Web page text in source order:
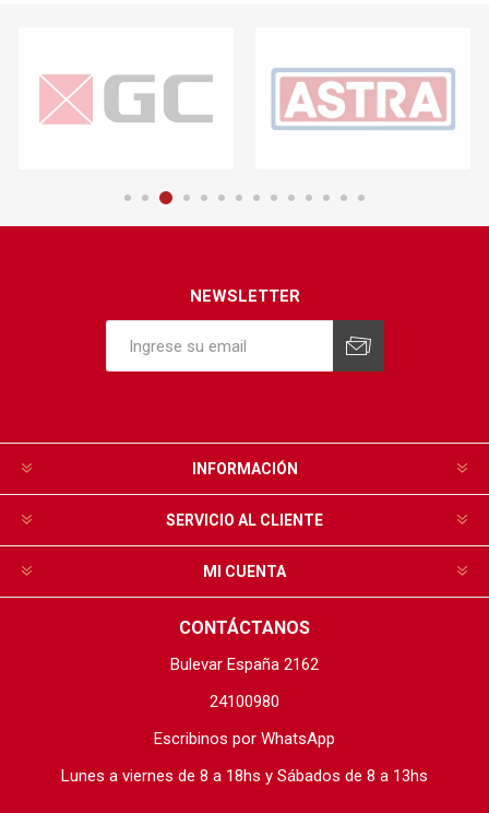
NEWSLETTER
INFORMACIÓN
SERVICIO AL CLIENTE
MI CUENTA
CONTÁCTANOS
Bulevar España 2162
24100980
Escribinos por WhatsApp
Lunes a viernes de 8 a 18hs y Sábados de 8 a 13hs